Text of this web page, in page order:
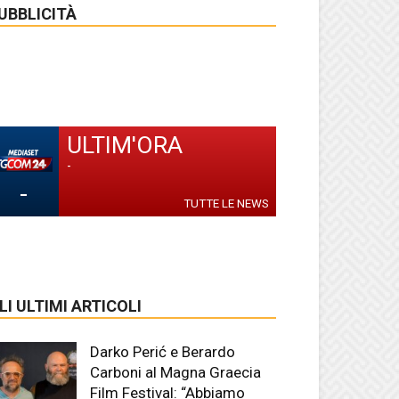
-
ULTIM'ORA
-
TUTTE LE NEWS
ULTIMI ARTICOLI
Darko Perić e Berardo
Carboni al Magna Graecia
Film Festival: “Abbiamo